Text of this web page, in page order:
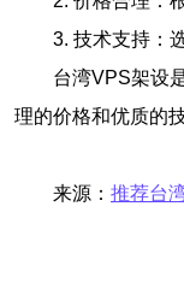
3. 技术支持：
台湾VPS架设
理的价格和优质的
来源： 推荐台